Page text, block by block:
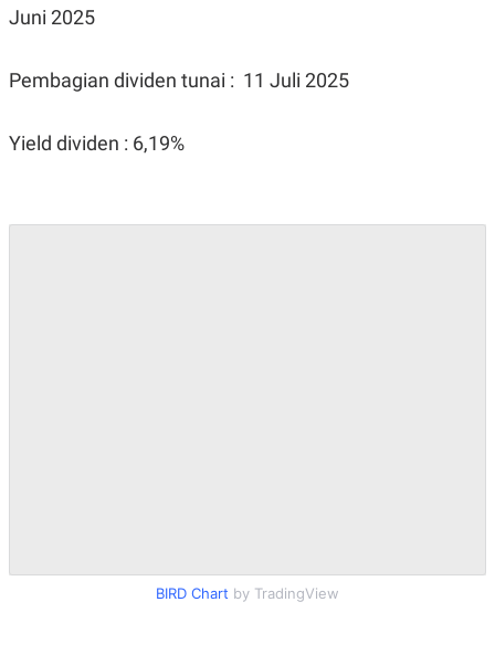
Juni 2025
Pembagian dividen tunai : 11 Juli 2025
Yield dividen : 6,19%
BIRD Chart by TradingView